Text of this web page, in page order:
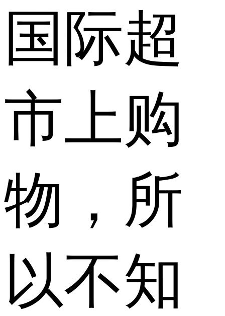
国际超
市上购
物，所
以不知